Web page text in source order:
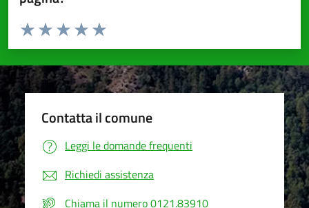
Valuta da 1 a 5 stelle la pagina
Valuta 5 stelle su 5
Valuta 4 stelle su 5
Valuta 3 stelle su 5
Valuta 2 stelle su 5
Valuta 1 stelle su 5
Contatta il comune
Leggi le domande frequenti
Richiedi assistenza
Chiama il numero 0121.83910